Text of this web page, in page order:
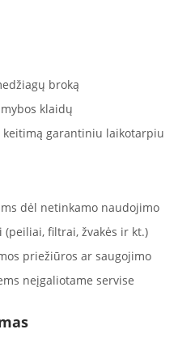
broką
klaidų
keitimą garantiniu laikotarpiu
dėl netinkamo naudojimo
filtrai, žvakės ir kt.)
priežiūros ar saugojimo
neįgaliotame servise